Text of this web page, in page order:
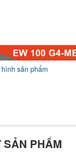
sản phẩm
PHẨM